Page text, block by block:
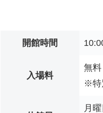
開館時間
入場料
無料
※特
月